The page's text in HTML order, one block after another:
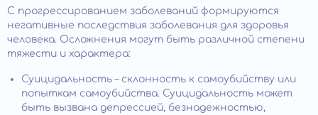
С прогрессированием заболеваний формируются
негативные последствия заболевания для здоровья
человека. Осложнения могут быть различной степени
тяжести и характера:
Суицидальность – склонность к самоубийству или
попыткам самоубийства. Суицидальность может
быть вызвана депрессией, безнадежностью,